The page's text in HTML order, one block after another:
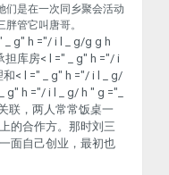
们是在一次同乡聚会活动
管它叫唐哥。
_ g" h ="/ i l _ g/g g h
担库房< l =" _ g" h ="/ i
和< l =" _ g" h ="/ i l _ g/
g" h ="/ i l _ g/ h " g ="_
联，两人常常饭桌一
的合作方。那时刘三
面自己创业，最初也